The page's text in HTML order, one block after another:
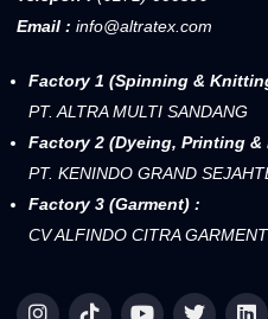
Email : info@altratex.com
Factory 1 (Spinning &
PT. ALTRA MULTI SANDANG
Factory 2 (Dyeing, Printing
PT. KENINDO GRAND
Factory 3 (Garment) :
CV ALFINDO CITRA GARMENT